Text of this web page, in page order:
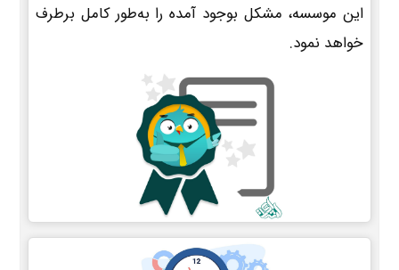
این موسسه، مشکل بوجود آمده را به‌طور کامل برطرف
خواهد نمود.